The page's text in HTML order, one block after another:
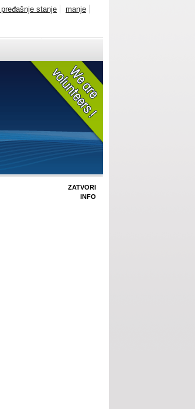
stanje manje
ZATVORI
INFO